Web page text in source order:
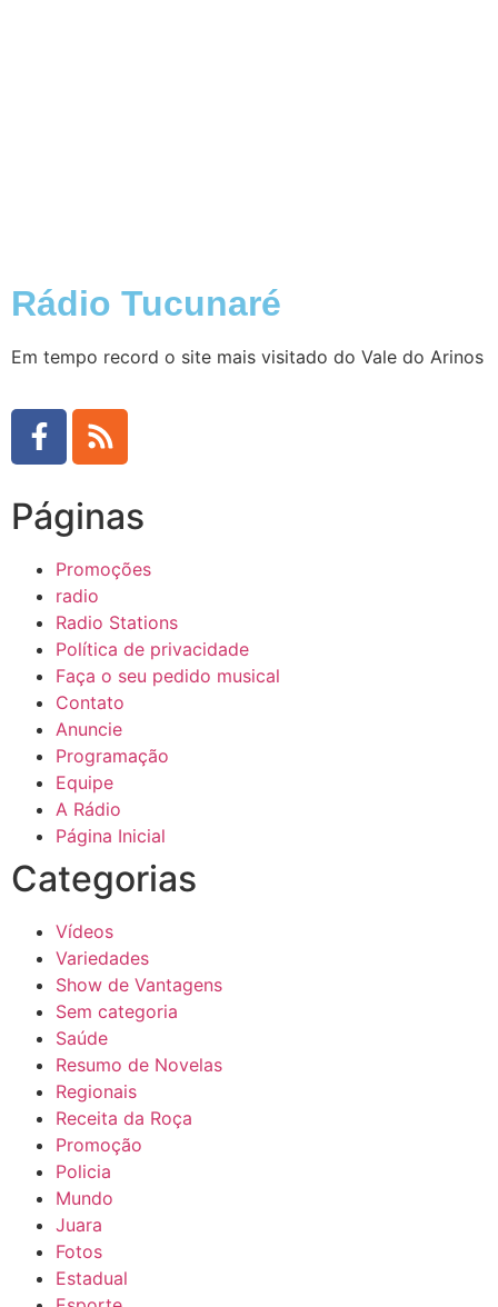
Rádio Tucunaré
Em tempo record o site mais visitado do Vale do Arinos
Páginas
Promoções
radio
Radio Stations
Política de privacidade
Faça o seu pedido musical
Contato
Anuncie
Programação
Equipe
A Rádio
Página Inicial
Categorias
Vídeos
Variedades
Show de Vantagens
Sem categoria
Saúde
Resumo de Novelas
Regionais
Receita da Roça
Promoção
Policia
Mundo
Juara
Fotos
Estadual